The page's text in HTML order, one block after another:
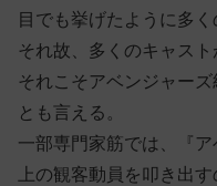
目でも挙げたように多
それ故、多くのキャスト
それこそアベンジャー
とも言える。
一部専門家筋では、『
上の観客動員を叩き出